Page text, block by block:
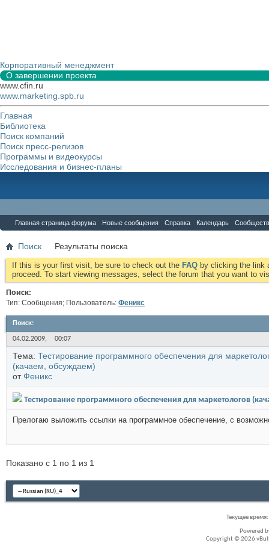
Корпоративный менеджмент
О завершении проекта
www.cfin.ru
www.marketing.spb.ru
Главная
Библиотека
Поиск компаний
Поиск пресс-релизов
Программы и видеокурсы
Исследования и бизнес-планы
Главная страница форума Новые сообщения Справка Календарь
Поиск Результаты поиска
If this is your first visit, be sure to check out the FAQ by clicking the link
proceed. To start viewing messages, select the forum that you want to
Поиск:
Тип: Сообщения; Пользователь: Феникс
Поиск:
04.02.2009, 00:07
Тема: Тестирование программного обеспечения для
(качаем, обсуждаем)
отФеникс
Тестирование программного обеспечения для маркетологов
Прелогаю выложить ссылки на программное обеспечение, с
Показано с 1 по 1 из 1
Текущее время:
Powered
Copyright © 2026